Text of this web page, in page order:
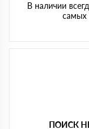
В наличии
самых
ПОИСК